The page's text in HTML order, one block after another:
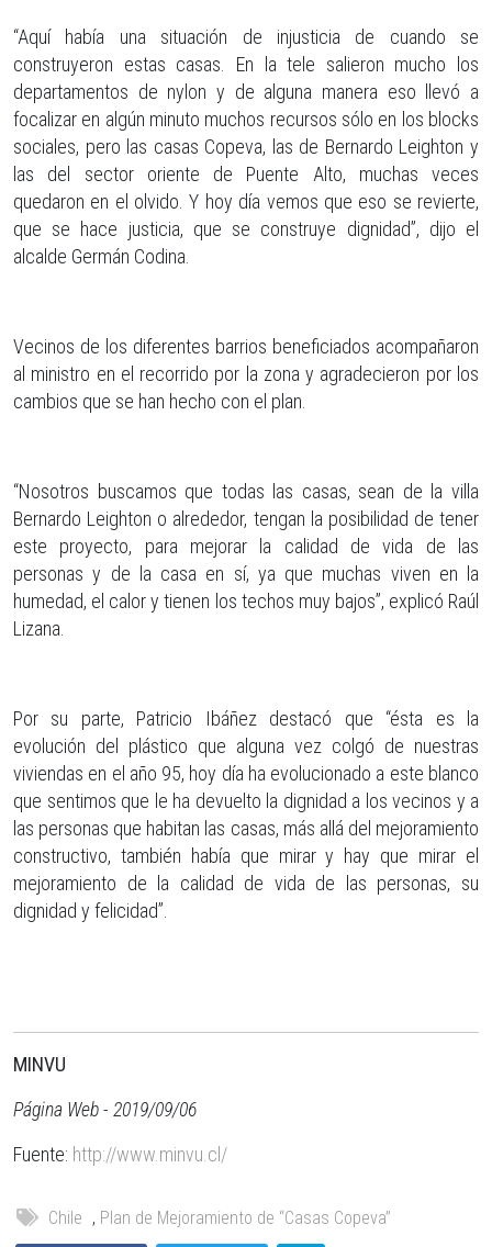
“Aquí había una situación de injusticia de cuando se
construyeron estas casas. En la tele salieron mucho los
departamentos de nylon y de alguna manera eso llevó a
focalizar en algún minuto muchos recursos sólo en los blocks
sociales, pero las casas Copeva, las de Bernardo Leighton y
las del sector oriente de Puente Alto, muchas veces
quedaron en el olvido. Y hoy día vemos que eso se revierte,
que se hace justicia, que se construye dignidad”, dijo el
alcalde Germán Codina.
Vecinos de los diferentes barrios beneficiados acompañaron
al ministro en el recorrido por la zona y agradecieron por los
cambios que se han hecho con el plan.
“Nosotros buscamos que todas las casas, sean de la villa
Bernardo Leighton o alrededor, tengan la posibilidad de tener
este proyecto, para mejorar la calidad de vida de las
personas y de la casa en sí, ya que muchas viven en la
humedad, el calor y tienen los techos muy bajos”, explicó Raúl
Lizana.
Por su parte, Patricio Ibáñez destacó que “ésta es la
evolución del plástico que alguna vez colgó de nuestras
viviendas en el año 95, hoy día ha evolucionado a este blanco
que sentimos que le ha devuelto la dignidad a los vecinos y a
las personas que habitan las casas, más allá del mejoramiento
constructivo, también había que mirar y hay que mirar el
mejoramiento de la calidad de vida de las personas, su
dignidad y felicidad”.
MINVU
Página Web - 2019/09/06
Fuente: http://www.minvu.cl/
Chile , Plan de Mejoramiento de “Casas Copeva”